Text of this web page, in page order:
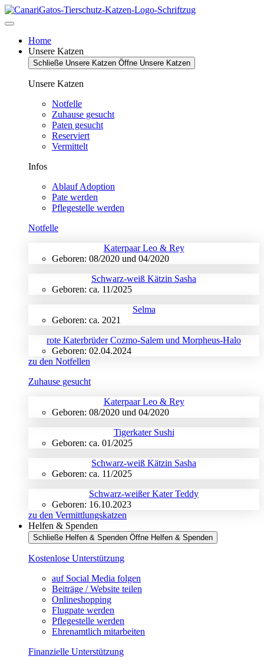
Zum
Inhalt
Home
Unsere Katzen
Schließe Unsere Katzen Öffne Unsere Katzen
Unsere Katzen
Notfelle
Zuhause gesucht
Paten gesucht
Reserviert
Vermittelt
Infos
Ablauf Adoption
Pate werden
Pflegestelle werden
Notfelle
Katerpaar Leo & Rey
Geboren: 08/2020 und 04/2020
Schwarz-weiß Kätzin Sasha
Geboren: ca. 11/2025
Selma
Geboren: ca. 2021
rote Katerbrüder Cozmo-Salem und Morpheus-Halo
Geboren: 02.04.2024
zu den Notfellen
Zuhause gesucht
Katerpaar Leo & Rey
Geboren: 08/2020 und 04/2020
Tigerkater Sushi
Geboren: ca. 01/2025
Schwarz-weiß Kätzin Sasha
Geboren: ca. 11/2025
Schwarz-weißer Kater Teddy
Geboren: 16.10.2023
zu den Vermittlungskatzen
Helfen & Spenden
Schließe Helfen & Spenden Öffne Helfen & Spenden
Kostenlose Unterstützung
auf Social Media folgen
Beiträge / Website teilen
Onlineshopping
Flugpate werden
Pflegestelle werden
Ehrenamtlich mitarbeiten
Finanzielle Unterstützung